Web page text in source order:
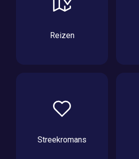
Reizen
Streekromans